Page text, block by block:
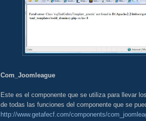
Com_Joomleague
Este es el componente que se utiliza para llevar
de todas las funciones del componente que se
http://www.getafecf.com/components/